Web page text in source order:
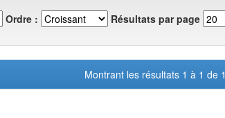
Ordre : Résultats par page
Montrant les résultats 1 à 1 de 1